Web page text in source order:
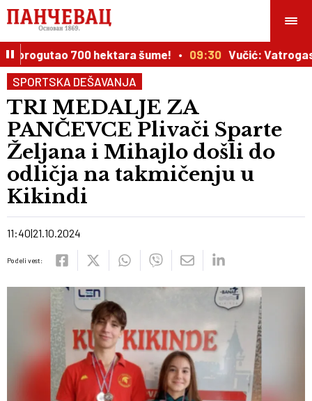
700 hektara šume! 09:30 Vučić:
SPORTSKA DEŠAVANJA
TRI MEDALJE ZA
PANČEVCE Plivači Sparte
Željana i Mihajlo došli do
odličja na takmičenju u
Kikindi
11:40 21.10.2024
Podeli vest: